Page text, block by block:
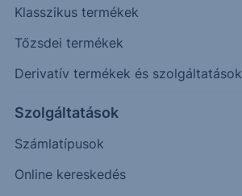
Klasszikus termékek
Tőzsdei termékek
Derivatív termékek és szolgáltatások
Szolgáltatások
Számlatípusok
Online kereskedés